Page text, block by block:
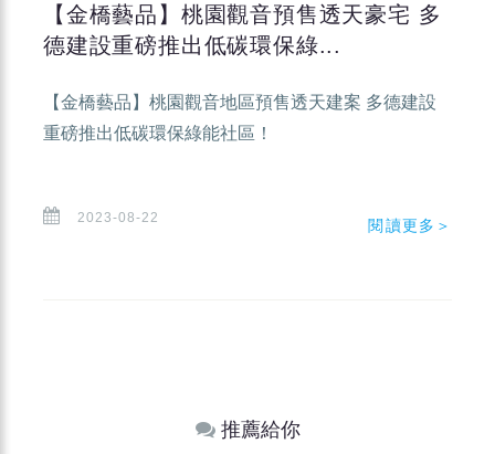
【金橋藝品】桃園觀音預售透天豪宅 多
德建設重磅推出低碳環保綠...
【金橋藝品】桃園觀音地區預售透天建案 多德建設
重磅推出低碳環保綠能社區！
2023-08-22 閱讀更多＞
推薦給你